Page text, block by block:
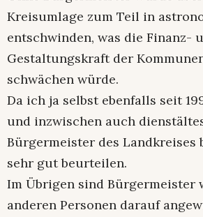
Kreisumlage zum Teil in
entschwinden, was die Finanz-
Gestaltungskraft der
schwächen würde.
Da ich ja selbst ebenfalls seit
und inzwischen auch
Bürgermeister des Landkreises
sehr gut beurteilen.
Im Übrigen sind Bürgermeister
anderen Personen darauf